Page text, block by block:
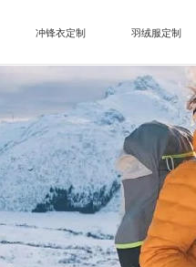
冲锋衣定制 羽绒服定制